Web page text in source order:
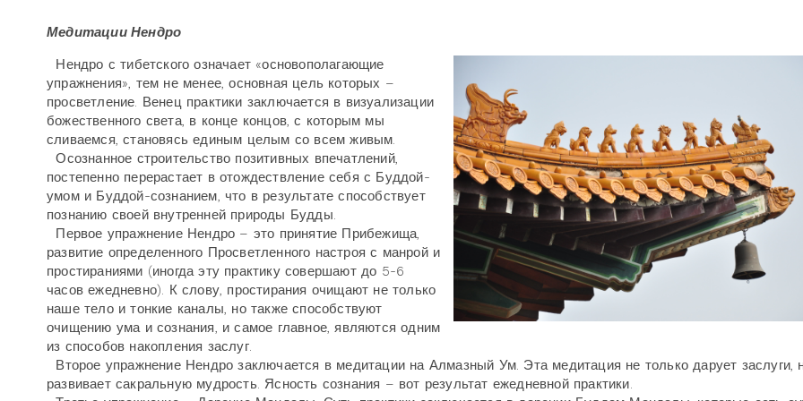
Медитации Нендро
Нендро с тибетского означает «основополагающие
упражнения», тем не менее, основная цель которых –
просветление. Венец практики заключается в визуализации
божественного света, в конце концов, с которым мы
сливаемся, становясь единым целым со всем живым.
Осознанное строительство позитивных впечатлений,
постепенно перерастает в отождествление себя с Буддой-
умом и Буддой-сознанием, что в результате способствует
познанию своей внутренней природы Будды.
Первое упражнение Нендро – это принятие Прибежища,
развитие определенного Просветленного настроя с манрой и
простираниями (иногда эту практику совершают до 5-6
часов ежедневно). К слову, простирания очищают не только
наше тело и тонкие каналы, но также способствуют
очищению ума и сознания, и самое главное, являются одним
из способов накопления заслуг.
Второе упражнение Нендро заключается в медитации на Алмазный Ум. Эта медитация не только дарует заслуги,
развивает сакральную мудрость. Ясность сознания – вот результат ежедневной практики.